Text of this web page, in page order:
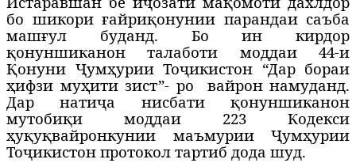
бо шикори ғайриқонунии парандаи саъба
машғул буданд. Бо ин кирдор
қонуншиканон талаботи моддаи 44-и
Қонуни Ҷумҳурии Тоҷикистон “Дар бораи
ҳифзи муҳити зист”- ро
вайрон намуданд.
Дар натиҷа нисбати қонуншиканон
мутобиқи моддаи 223 Кодекси
ҳуқуқвайронкунии маъмурии Ҷумҳурии
Тоҷикистон протокол тартиб дода шуд.